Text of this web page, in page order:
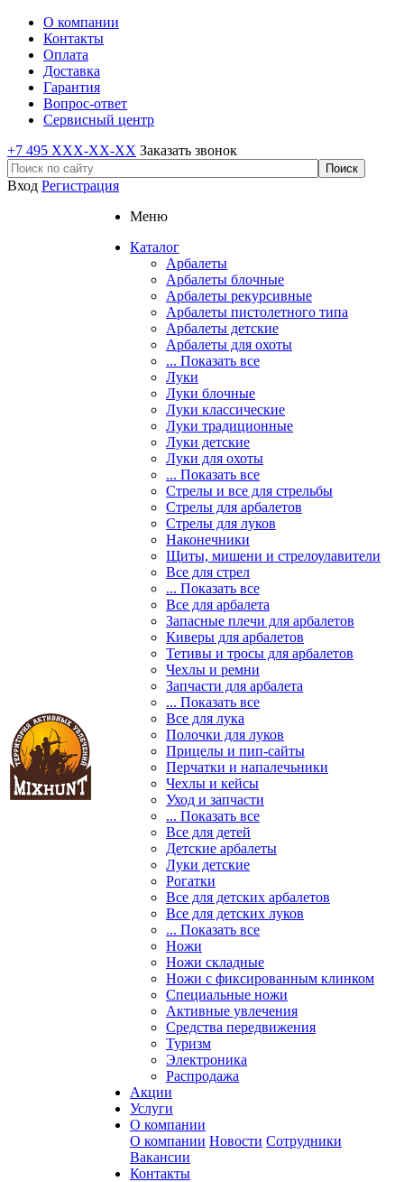
О компании
Контакты
Оплата
Доставка
Гарантия
Вопрос-ответ
Сервисный центр
+7 495 XXX-XX-XX Заказать звонок
Вход Регистрация
Меню
Каталог
Арбалеты
Арбалеты блочные
Арбалеты рекурсивные
Арбалеты пистолетного типа
Арбалеты детские
Арбалеты для охоты
... Показать все
Луки
Луки блочные
Луки классические
Луки традиционные
Луки детские
Луки для охоты
... Показать все
Стрелы и все для стрельбы
Стрелы для арбалетов
Стрелы для луков
Наконечники
Щиты, мишени и стрелоулавители
Все для стрел
... Показать все
Все для арбалета
Запасные плечи для арбалетов
Киверы для арбалетов
Тетивы и тросы для арбалетов
Чехлы и ремни
Запчасти для арбалета
... Показать все
Все для лука
Полочки для луков
Прицелы и пип-сайты
Перчатки и напалечьники
Чехлы и кейсы
Уход и запчасти
... Показать все
Все для детей
Детские арбалеты
Луки детские
Рогатки
Все для детских арбалетов
Все для детских луков
... Показать все
Ножи
Ножи складные
Ножи с фиксированным клинком
Специальные ножи
Активные увлечения
Средства передвижения
Туризм
Электроника
Распродажа
Акции
Услуги
О компании
О компании Новости Сотрудники
Вакансии
Контакты